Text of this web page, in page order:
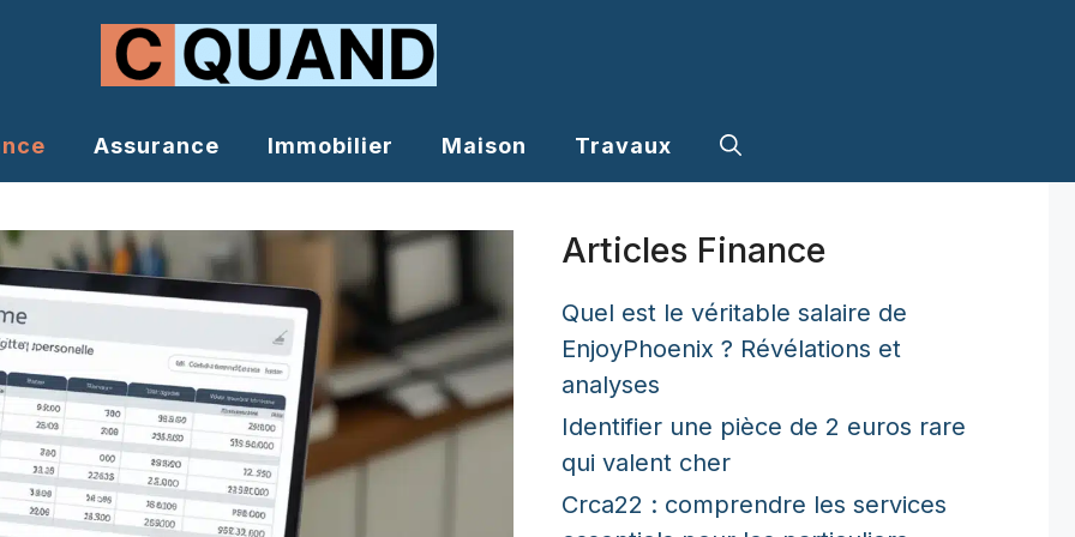
Assurance Immobilier Maison Travaux
Articles Finance
Quel est le véritable salaire de
EnjoyPhoenix ? Révélations et
analyses
Identifier une pièce de 2 euros rare
qui valent cher
Crca22 : comprendre les services